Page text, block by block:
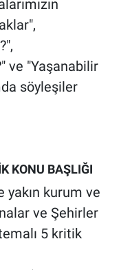
ve "Yaşanabilir
söyleşiler
KONU BAŞLIĞI
yakın kurum ve
ve Şehirler
5 kritik